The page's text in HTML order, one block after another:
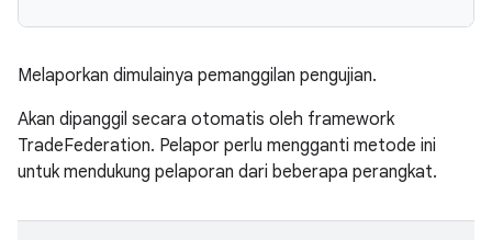
Melaporkan dimulainya pemanggilan pengujian.
Akan dipanggil secara otomatis oleh framework
TradeFederation. Pelapor perlu mengganti metode ini
untuk mendukung pelaporan dari beberapa perangkat.